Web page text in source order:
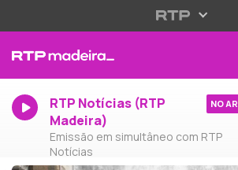
RTP Notícias (RTP
Madeira)
Emissão em simultâneo com RTP
Notícias
NO AR